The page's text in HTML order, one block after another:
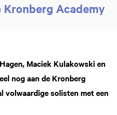
Academy
Maciek Kulakowski en
nog aan de Kronberg
volwaardige solisten met een